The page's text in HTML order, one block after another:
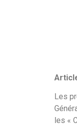
Les
les «